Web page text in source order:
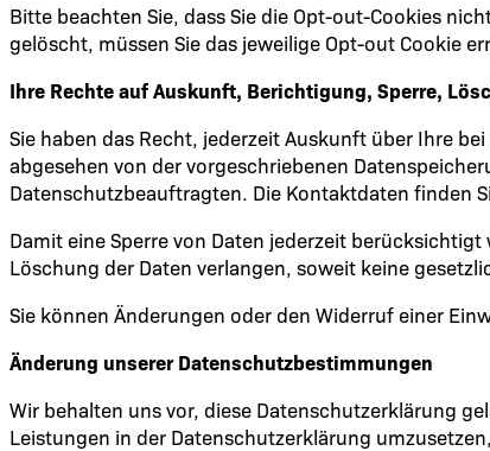
Bitte beachten Sie, dass Sie die Opt-out-Cookies
gelöscht, müssen Sie das jeweilige Opt-out Cookie
Ihre Rechte auf Auskunft, Berichtigung, Sperre,
Sie haben das Recht, jederzeit Auskunft über Ihre
abgesehen von der vorgeschriebenen
Datenschutzbeauftragten. Die Kontaktdaten finden
Damit eine Sperre von Daten jederzeit
Löschung der Daten verlangen, soweit keine
Sie können Änderungen oder den Widerruf einer
Änderung unserer Datenschutzbestimmungen
Wir behalten uns vor, diese Datenschutzerklärung
Leistungen in der Datenschutzerklärung